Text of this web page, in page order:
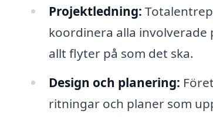
Projektledning:
koordinera alla
allt flyter på som det ska.
Design och planering:
ritningar och planer som